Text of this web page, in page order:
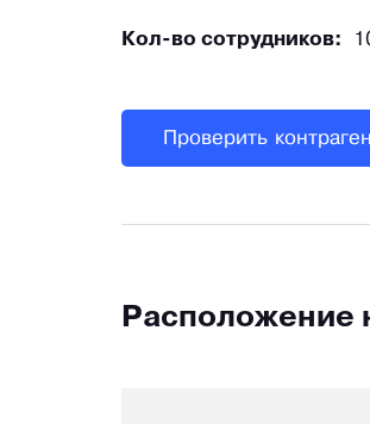
Кол-во сотрудников:
Проверить
Расположение